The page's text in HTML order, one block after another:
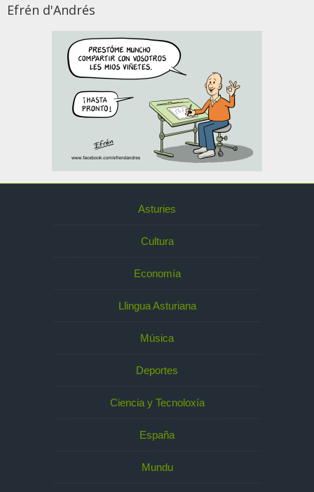
Efrén d'Andrés
Asturies
Cultura
Economía
Llingua Asturiana
Música
Deportes
Ciencia y Tecnoloxía
España
Mundu